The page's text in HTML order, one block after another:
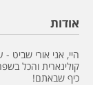
אודות
היי, אני אורי שביט
קולינארית והכל
כיף שבאתם!